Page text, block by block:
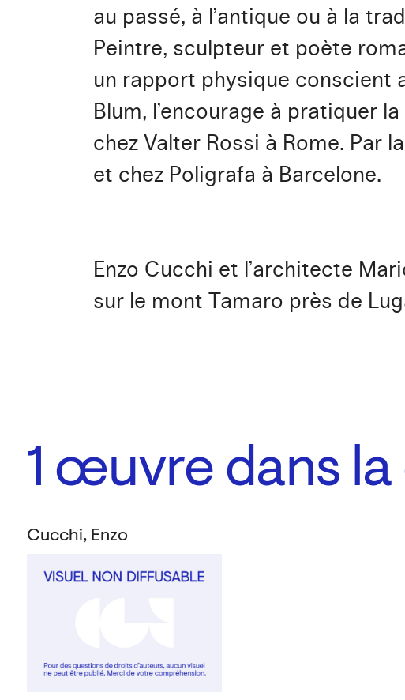
au passé, à l’antique ou à la
Peintre, sculpteur et poète
un rapport physique conscient
Blum, l’encourage à pratiquer
chez Valter Rossi à Rome. Par
et chez Poligrafa à Barcelone.
Enzo Cucchi et l’architecte
sur le mont Tamaro près de
1 œuvre dans
Cucchi, Enzo